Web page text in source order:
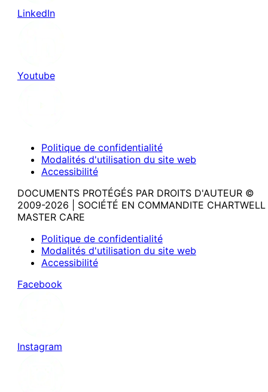
LinkedIn
Youtube
Politique de confidentialité
Modalités d'utilisation du site web
Accessibilité
DOCUMENTS PROTÉGÉS PAR DROITS D'AUTEUR ©
2009-2026 | SOCIÉTÉ EN COMMANDITE CHARTWELL
MASTER CARE
Politique de confidentialité
Modalités d'utilisation du site web
Accessibilité
Facebook
Instagram